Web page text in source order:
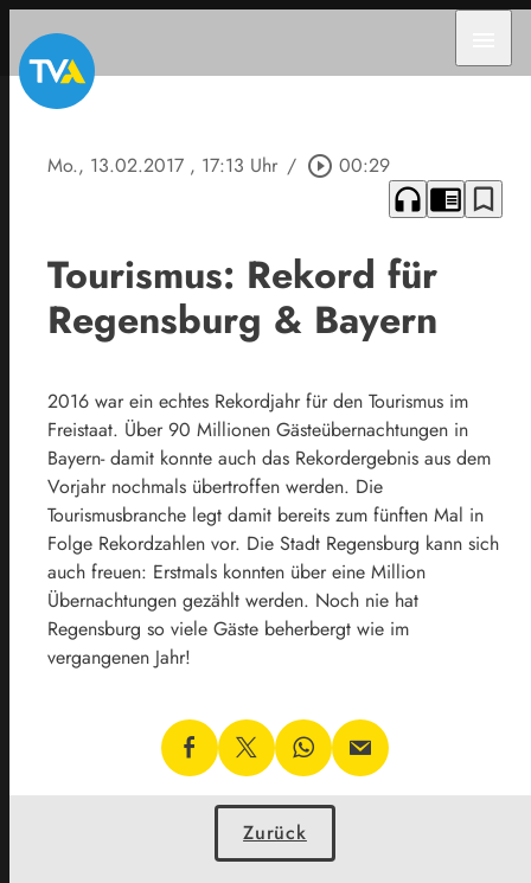
Mo., 13.02.2017 , 17:13 Uhr / play_circle_outline 00:29
headphones chrome_reader_mode bookmark_border
Tourismus: Rekord für
Regensburg & Bayern
2016 war ein echtes Rekordjahr für den Tourismus im
Freistaat. Über 90 Millionen Gästeübernachtungen in
Bayern- damit konnte auch das Rekordergebnis aus dem
Vorjahr nochmals übertroffen werden. Die
Tourismusbranche legt damit bereits zum fünften Mal in
Folge Rekordzahlen vor. Die Stadt Regensburg kann sich
auch freuen: Erstmals konnten über eine Million
Übernachtungen gezählt werden. Noch nie hat
Regensburg so viele Gäste beherbergt wie im
vergangenen Jahr!
Zurück